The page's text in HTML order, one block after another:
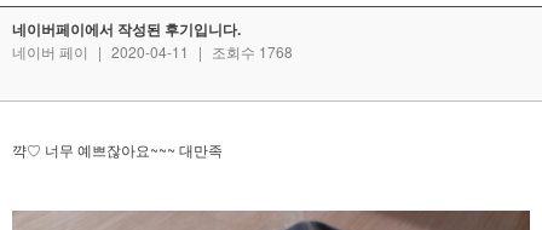
네이버페이에서 작성된 후기입니다.
네이버 페이 | 2020-04-11 | 조회수 1768
꺅♡ 너무 예쁘잖아요~~~ 대만족